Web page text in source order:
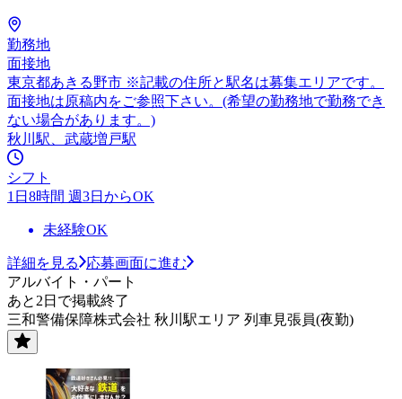
勤務地
面接地
東京都あきる野市 ※記載の住所と駅名は募集エリアです。
面接地は原稿内をご参照下さい。(希望の勤務地で勤務でき
ない場合があります。)
秋川駅、武蔵増戸駅
シフト
1日8時間 週3日からOK
未経験OK
詳細を見る
応募画面に進む
アルバイト・パート
あと2日で掲載終了
三和警備保障株式会社 秋川駅エリア 列車見張員(夜勤)